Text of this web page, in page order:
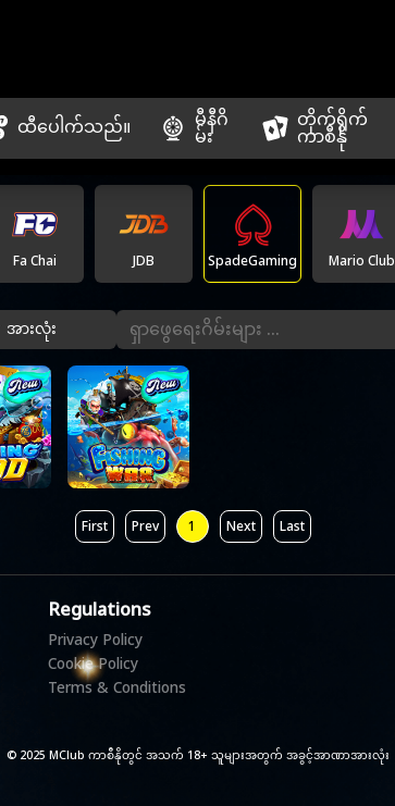
ထီပေါက်သည်။ မီနီဂိ
မ်း
တိုက်ရိုက်
ကာစီနို
Fa Chai JDB SpadeGaming Mario Club
အားလုံး
First Prev 1 Next Last
Regulations
Privacy Policy
Cookie Policy
Terms & Conditions
© 2025 MClub ကာစီနိုတွင် အသက် 18+ သူများအတွက် အခွင့်အာဏာအားလုံး